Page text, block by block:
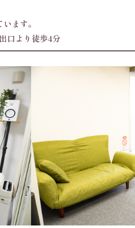
ます。
口より徒歩4分